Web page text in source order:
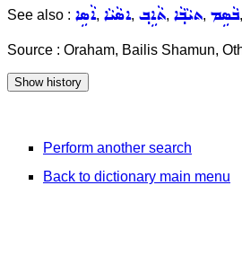
See also : ܐܵܣܹܐ, ܐܣܵܝܵܐ, ܬܵܐܹܒ݂, ܬܝܵܒ݂ܵܐ, ܒܵܣܹܡ,
Source : Oraham, Bailis Shamun,
Perform another search
Back to dictionary main menu